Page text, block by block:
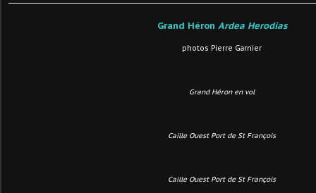
Grand Héron Ardea Herodias
photos Pierre Garnier
Grand Héron en vol
Caille Ouest Port de St François
Caille Ouest Port de St François